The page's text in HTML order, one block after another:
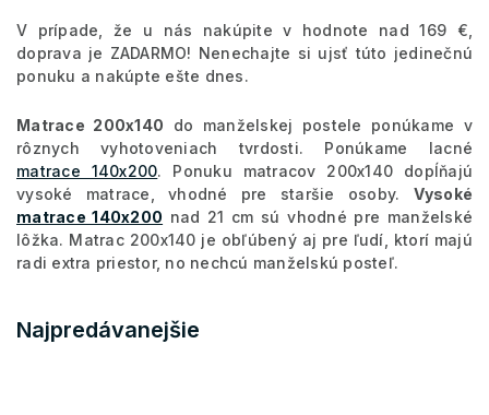
V prípade, že u nás nakúpite v hodnote nad 169 €,
doprava je ZADARMO! Nenechajte si ujsť túto jedinečnú
ponuku a nakúpte ešte dnes.
Matrace 200x140 do manželskej postele ponúkame v
rôznych vyhotoveniach tvrdosti. Ponúkame lacné
matrace 140x200. Ponuku matracov 200x140 dopĺňajú
vysoké matrace, vhodné pre staršie osoby. Vysoké
matrace 140x200 nad 21 cm sú vhodné pre manželské
lôžka. Matrac 200x140 je obľúbený aj pre ľudí, ktorí majú
radi extra priestor, no nechcú manželskú posteľ.
Najpredávanejšie